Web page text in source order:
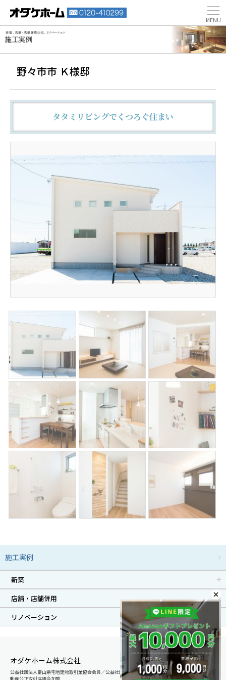
野々市市 Ｋ様邸
タタミリビングでくつろぐ住まい
施工実例
新築
店舗・店舗併用
リノベーション
オダケホーム株式会社
公益社団法人富山県宅地建物取引業協会会員／公益社団法人石川県宅地建物取引業協会会員／北陸不